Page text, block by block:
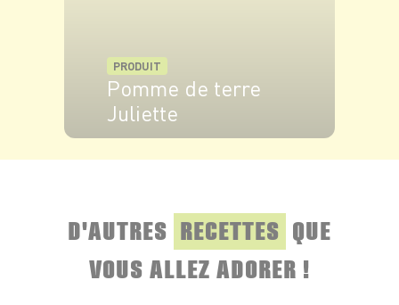
PRODUIT
Pomme de terre
Juliette
D'AUTRES RECETTES QUE
VOUS ALLEZ ADORER !